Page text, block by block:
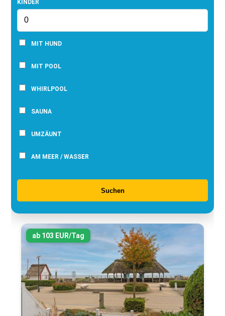
KINDER
MIT HUND
MIT POOL
WHIRLPOOL
SAUNA
UMZÄUNT
AM MEER / WASSER
Suchen
ab 103 EUR/Tag